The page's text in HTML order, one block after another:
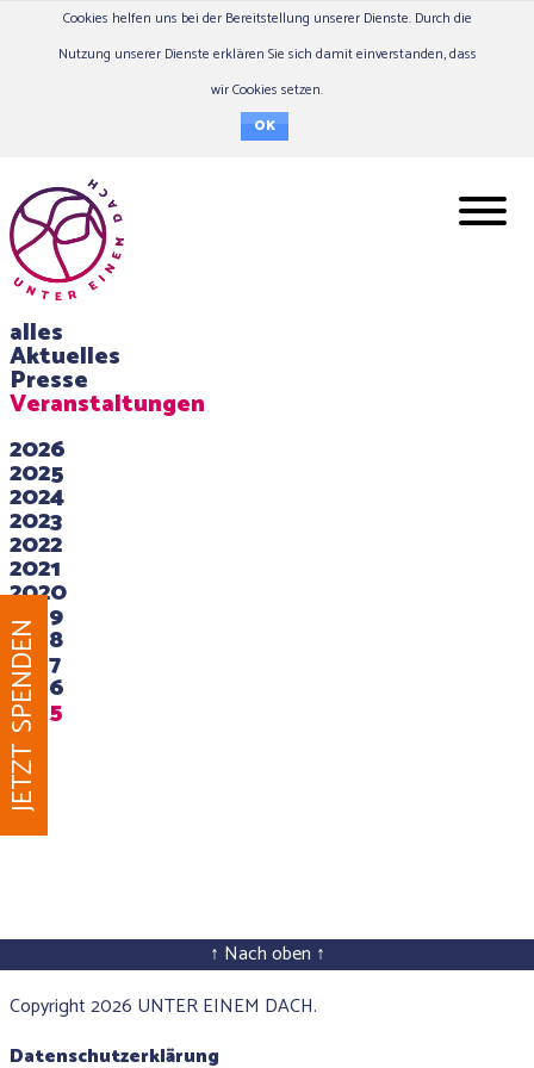
Cookies helfen uns bei der Bereitstellung unserer Dienste. Durch die
Nutzung unserer Dienste erklären Sie sich damit einverstanden, dass
wir Cookies setzen.
OK
alles
Aktuelles
Presse
Veranstaltungen
2026
2025
2024
2023
2022
2021
2020
2019
2018
2017
2016
2015
↑ Nach oben ↑
Copyright 2026 UNTER EINEM DACH.
Datenschutzerklärung
JETZT SPENDEN